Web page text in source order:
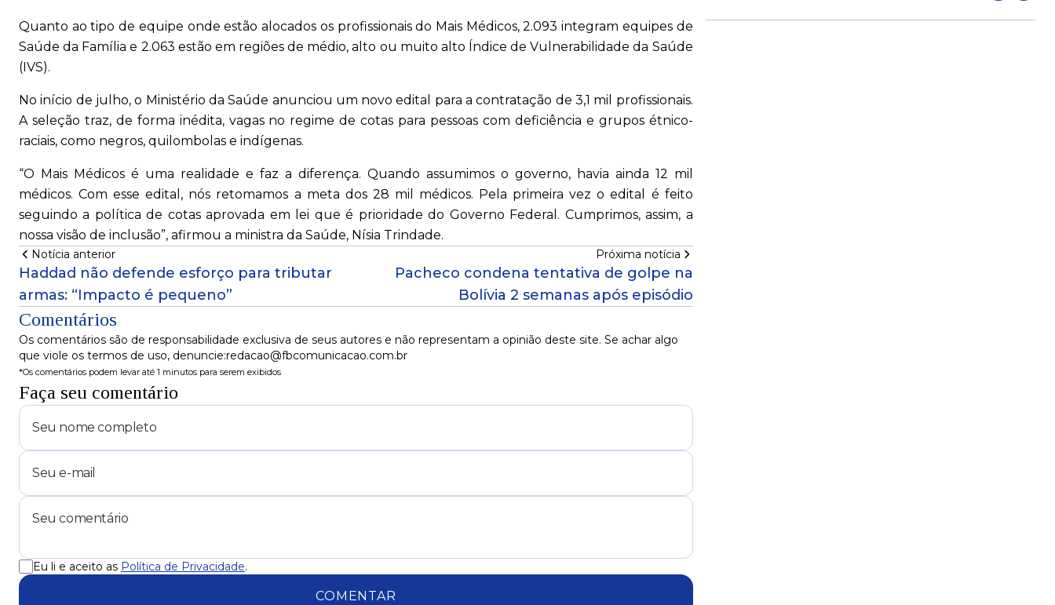
Quanto ao tipo de equipe onde estão alocados os profissionais do Mais Médicos, 2.093 integram equipes de
Saúde da Família e 2.063 estão em regiões de médio, alto ou muito alto Índice de Vulnerabilidade da Saúde
(IVS).
No início de julho, o Ministério da Saúde anunciou um novo edital para a contratação de 3,1 mil profissionais.
A seleção traz, de forma inédita, vagas no regime de cotas para pessoas com deficiência e grupos étnico-
raciais, como negros, quilombolas e indígenas.
“O Mais Médicos é uma realidade e faz a diferença. Quando assumimos o governo, havia ainda 12 mil
médicos. Com esse edital, nós retomamos a meta dos 28 mil médicos. Pela primeira vez o edital é feito
seguindo a política de cotas aprovada em lei que é prioridade do Governo Federal. Cumprimos, assim, a
nossa visão de inclusão”, afirmou a ministra da Saúde, Nísia Trindade.
Notícia anterior
Haddad não defende esforço para tributar
armas: “Impacto é pequeno”
Próxima notícia
Pacheco condena tentativa de golpe na
Bolívia 2 semanas após episódio
Comentários
Os comentários são de responsabilidade exclusiva de seus autores e não representam a opinião deste site. Se achar algo
que viole os termos de uso, denuncie:redacao@fbcomunicacao.com.br
*Os comentários podem levar até 1 minutos para serem exibidos
Faça seu comentário
Eu li e aceito as Política de Privacidade.
COMENTAR